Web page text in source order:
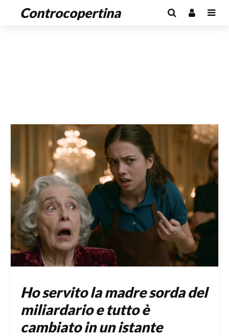
Controcopertina
Ho servito la madre sorda del
miliardario e tutto è
cambiato in un istante